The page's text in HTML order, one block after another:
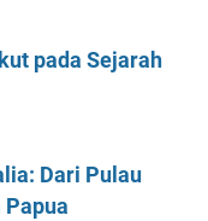
pada Sejarah
Dari Pulau
Papua